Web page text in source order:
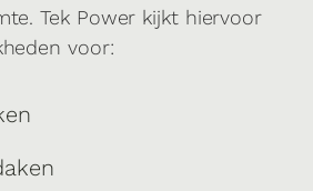
Tek Power kijkt hiervoor
voor: